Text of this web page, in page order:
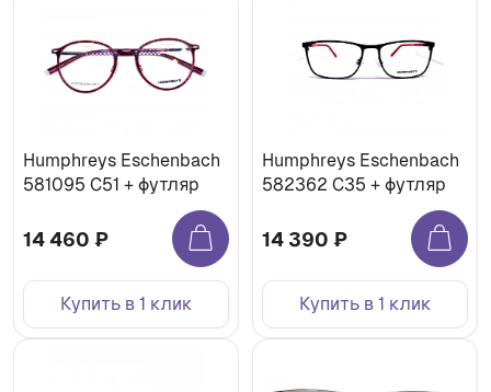
Humphreys Eschenbach
581095 С51 + футляр
14 460 ₽
Купить в 1 клик
Humphreys Eschenbach
582362 С35 + футляр
14 390 ₽
Купить в 1 клик